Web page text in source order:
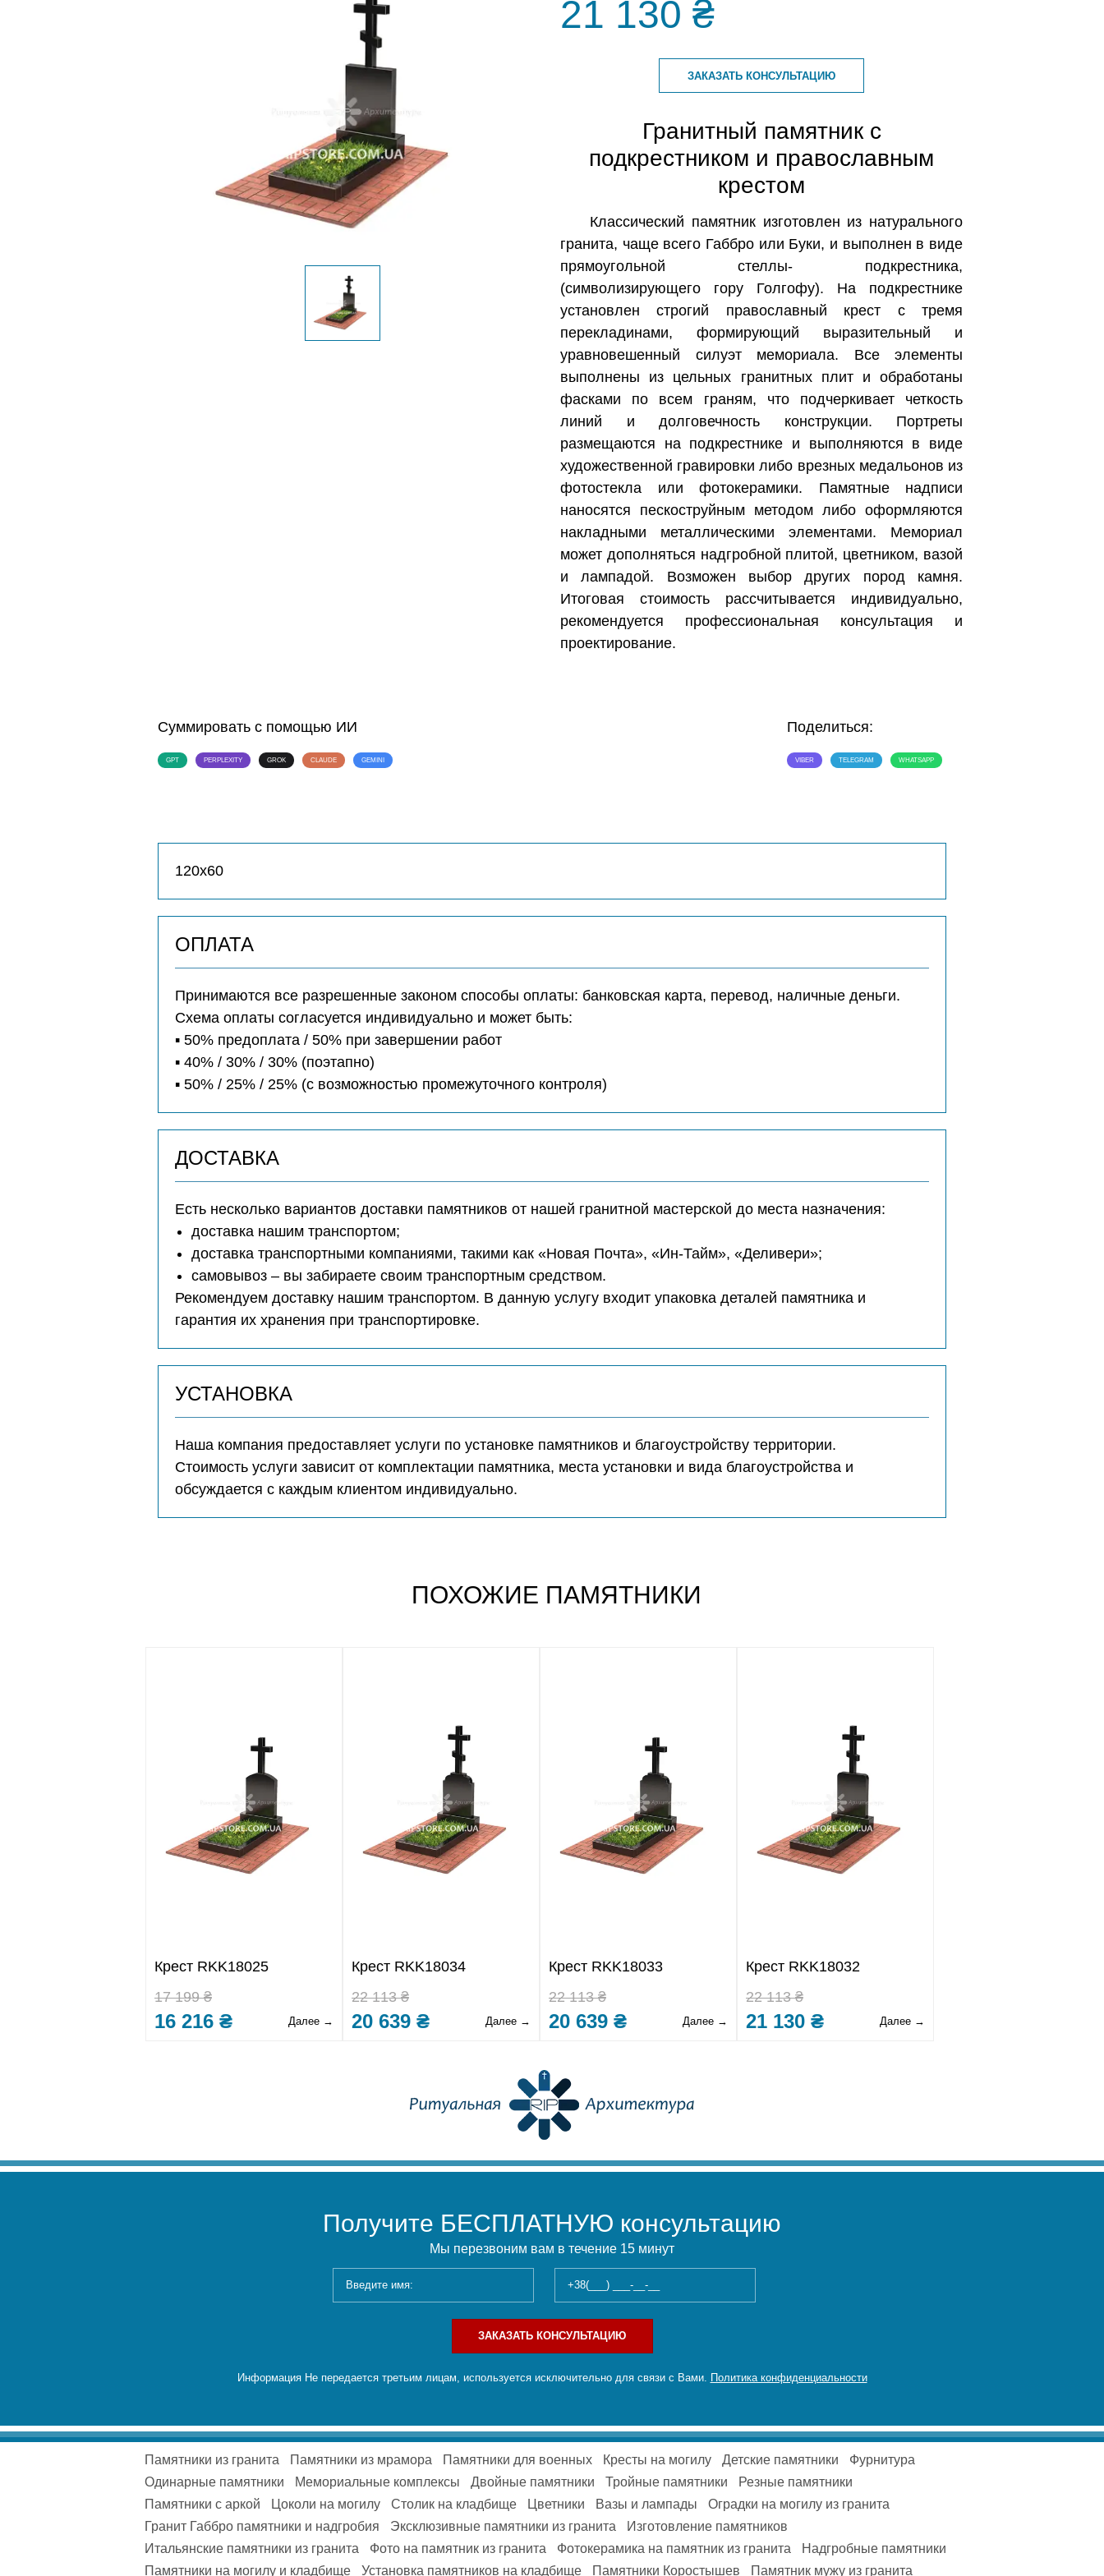
21 130 ₴
ЗАКАЗАТЬ КОНСУЛЬТАЦИЮ
Гранитный памятник с
подкрестником и православным
крестом
Классический памятник изготовлен из натурального
гранита, чаще всего Габбро или Буки, и выполнен в виде
прямоугольной стеллы- подкрестника,
(символизирующего гору Голгофу). На подкрестнике
установлен строгий православный крест с тремя
перекладинами, формирующий выразительный и
уравновешенный силуэт мемориала. Все элементы
выполнены из цельных гранитных плит и обработаны
фасками по всем граням, что подчеркивает четкость
линий и долговечность конструкции. Портреты
размещаются на подкрестнике и выполняются в виде
художественной гравировки либо врезных медальонов из
фотостекла или фотокерамики. Памятные надписи
наносятся пескоструйным методом либо оформляются
накладными металлическими элементами. Мемориал
может дополняться надгробной плитой, цветником, вазой
и лампадой. Возможен выбор других пород камня.
Итоговая стоимость рассчитывается индивидуально,
рекомендуется профессиональная консультация и
проектирование.
Суммировать с помощью ИИ
GPT PERPLEXITY GROK CLAUDE GEMINI
Поделиться:
VIBER TELEGRAM WHATSAPP
120х60
ОПЛАТА
Принимаются все разрешенные законом способы оплаты: банковская карта, перевод, наличные деньги.
Схема оплаты согласуется индивидуально и может быть:
▪️ 50% предоплата / 50% при завершении работ
▪️ 40% / 30% / 30% (поэтапно)
▪️ 50% / 25% / 25% (с возможностью промежуточного контроля)
ДОСТАВКА
Есть несколько вариантов доставки памятников от нашей гранитной мастерской до места назначения:
доставка нашим транспортом;
доставка транспортными компаниями, такими как «Новая Почта», «Ин-Тайм», «Деливери»;
самовывоз – вы забираете своим транспортным средством.
Рекомендуем доставку нашим транспортом. В данную услугу входит упаковка деталей памятника и
гарантия их хранения при транспортировке.
УСТАНОВКА
Наша компания предоставляет услуги по установке памятников и благоустройству территории.
Стоимость услуги зависит от комплектации памятника, места установки и вида благоустройства и
обсуждается с каждым клиентом индивидуально.
ПОХОЖИЕ ПАМЯТНИКИ
Крест RKK18025
17 199 ₴
16 216 ₴ Далее →
Крест RKK18034
22 113 ₴
20 639 ₴ Далее →
Крест RKK18033
22 113 ₴
20 639 ₴ Далее →
Крест RKK18032
22 113 ₴
21 130 ₴ Далее →
Получите БЕСПЛАТНУЮ консультацию
Мы перезвоним вам в течение 15 минут
ЗАКАЗАТЬ КОНСУЛЬТАЦИЮ
Информация Не передается третьим лицам, используется исключительно для связи с Вами. Политика конфиденциальности
Памятники из гранита Памятники из мрамора Памятники для военных Кресты на могилу Детские памятники
Фурнитура
Одинарные памятники
Мемориальные комплексы Двойные памятники Тройные памятники
Резные памятники
Памятники с аркой
Цоколи на могилу Столик на кладбище Цветники Вазы и лампады
Оградки на могилу из гранита
Гранит Габбро памятники и надгробия
Эксклюзивные памятники из гранита
Изготовление памятников
Итальянские памятники из гранита
Фото на памятник из гранита Фотокерамика на памятник из гранита
Надгробные памятники
Памятники на могилу и кладбище
Установка памятников на кладбище Памятники Коростышев Памятник мужу из гранита